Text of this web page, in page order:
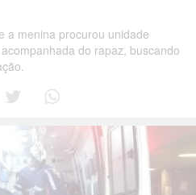
a menina procurou unidade
do rapaz, buscando